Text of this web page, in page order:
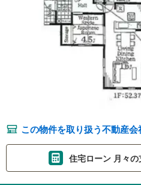
この物件を取り扱う不動産会
住宅ローン 月々